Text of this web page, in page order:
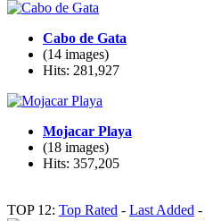
Cabo de Gata
(14 images)
Hits: 281,927
Mojacar Playa
(18 images)
Hits: 357,205
TOP 12: Top Rated - Last Added -